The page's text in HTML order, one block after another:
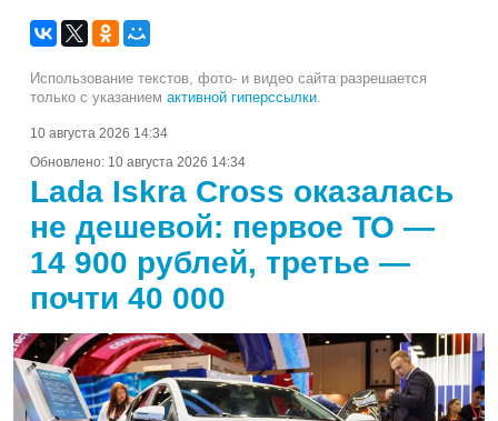
Использование текстов, фото- и видео сайта разрешается
только с указанием активной гиперссылки.
10 августа 2026 14:34
Обновлено: 10 августа 2026 14:34
Lada Iskra Cross оказалась
не дешевой: первое ТО —
14 900 рублей, третье —
почти 40 000